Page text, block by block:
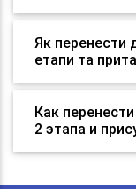
Як перенести
етапи та
Как
2 этапа и